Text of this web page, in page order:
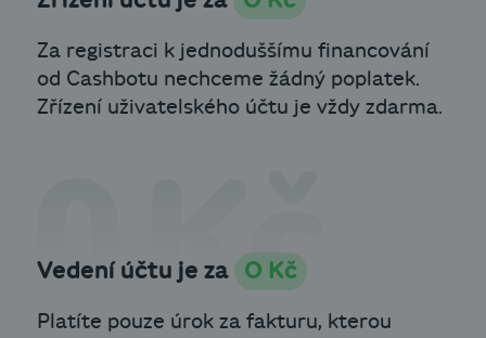
Za registraci k jednoduššímu financování
od Cashbotu nechceme žádný poplatek.
Zřízení uživatelského účtu je vždy zdarma.
Vedení účtu je za 0 Kč
Platíte pouze úrok za fakturu, kterou